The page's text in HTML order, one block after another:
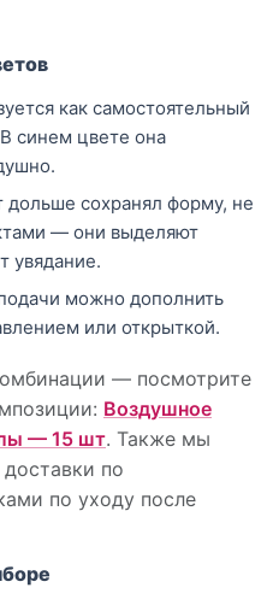
как самостоятельный
синем цвете она
дольше сохранял форму, не
— они выделяют
увядание.
можно дополнить
или открыткой.
— посмотрите
Воздушное
— 15 шт. Также мы
по
по уходу после